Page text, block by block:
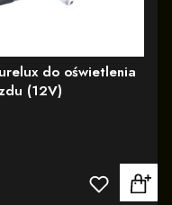
do oświetlenia
(12V)